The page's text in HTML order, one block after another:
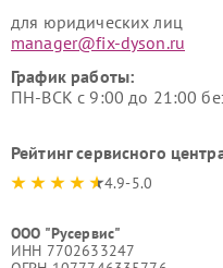
для юридических лиц
manager@fix-dyson.ru
График работы:
ПН-ВСК с 9:00 до 21:00
Рейтинг сервисного
4.9-5.0
ООО "Русервис"
ИНН 7702633247